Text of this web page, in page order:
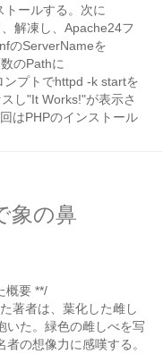
ールする。次に
解凍し、Apache24フ
のServerNameを
のPathに
プトでhttpd -k startを
し"It Works!"が表示さ
はPHPのインストール
象の鼻
概要 **/
著者は、葉化した雌し
いた。緑色の雌しべを写
の想像力に感嘆する。